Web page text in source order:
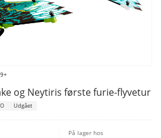
9+
og Neytiris første furie-flyvetur
Udgået
På lager hos